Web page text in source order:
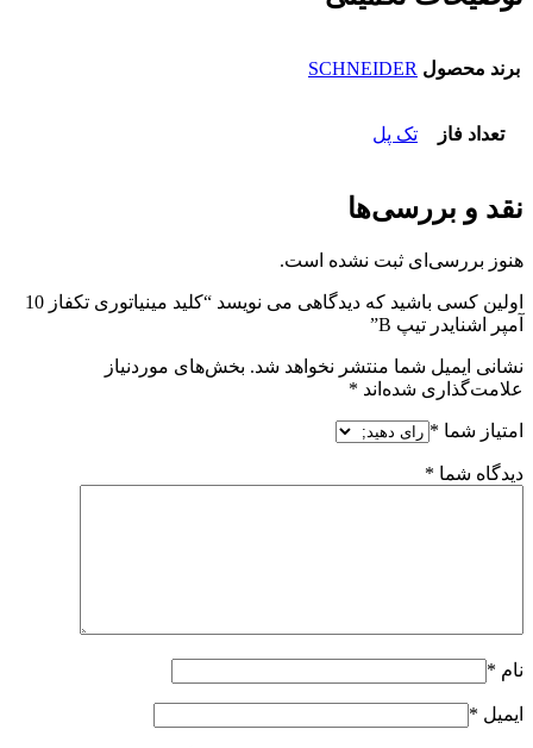
برند محصول SCHNEIDER
تعداد فاز تک پل
نقد و بررسی‌ها
هنوز بررسی‌ای ثبت نشده است.
اولین کسی باشید که دیدگاهی می نویسد “کلید مینیاتوری تکفاز 10
آمپر اشنایدر تیپ B”
نشانی ایمیل شما منتشر نخواهد شد. بخش‌های موردنیاز
علامت‌گذاری شده‌اند *
امتیاز شما *
دیدگاه شما *
نام *
ایمیل *